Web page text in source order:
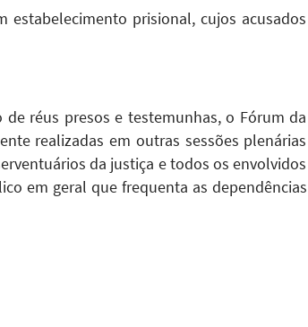
prisional, cujos acusados
réus presos e testemunhas, o Fórum da
realizadas em outras sessões plenárias
da justiça e todos os envolvidos
em geral que frequenta as dependências